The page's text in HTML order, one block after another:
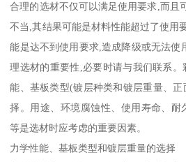
合理的选材不仅可以满足使用要求,而且
不当,其结果可能是材料性能超过了使用
能是达不到使用要求,造成降级或无法使
理选材的重要性,必要时请与我们联系
能、基板类型(镀层种类和镀层重量、
择。用途、环境腐蚀性、使用寿命、耐
等是选材时应考虑的重要因素。
力学性能、基板类型和镀层重量的选择